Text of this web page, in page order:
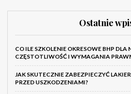
Ostatnie
CO ILE SZKOLENIE OKRESOWE BHP DLA
CZĘSTOTLIWOŚĆ I WYMAGANIA
JAK SKUTECZNIE ZABEZPIECZYĆ
PRZED USZKODZENIAMI?